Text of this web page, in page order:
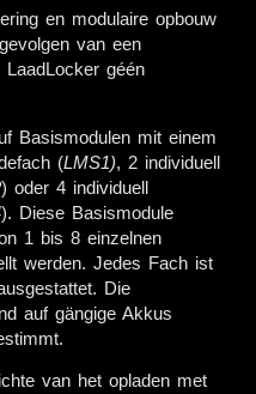
en modulaire opbouw
van een
géén
Basismodulen mit einem
(LMS1), 2 individuell
) oder 4 individuell
). Diese Basismodule
1 bis 8 einzelnen
werden. Jedes Fach ist
Die
auf gängige Akkus
van het opladen met